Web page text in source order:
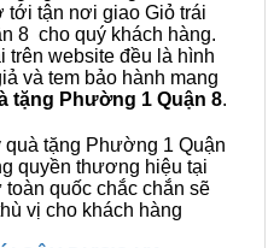
tới tận nơi giao Giỏ trái
8 cho quý khách hàng.
trên website đều là hình
và tem bảo hành mang
tặng Phường 1 Quận 8.
quà tặng Phường 1 Quận
quyền thương hiệu tại
quốc chắc chắn sẽ
vị cho khách hàng